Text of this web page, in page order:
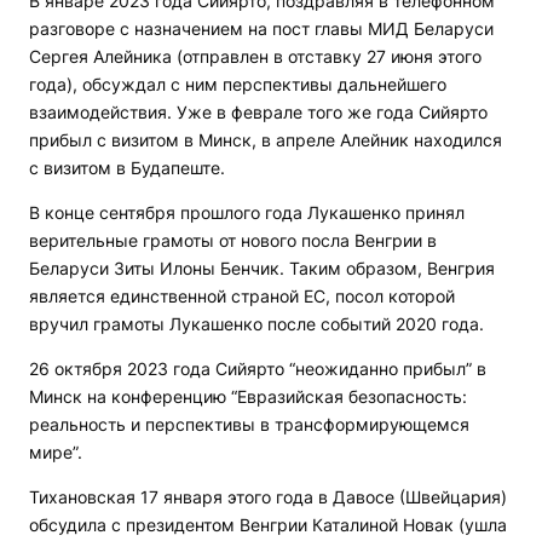
разговоре с назначением на пост главы МИД Беларуси
Сергея Алейника (отправлен в отставку 27 июня этого
года), обсуждал с ним перспективы дальнейшего
взаимодействия. Уже в феврале того же года Сийярто
прибыл с визитом в Минск, в апреле Алейник находился
с визитом в Будапеште.
В конце сентября прошлого года Лукашенко принял
верительные грамоты от нового посла Венгрии в
Беларуси Зиты Илоны Бенчик. Таким образом, Венгрия
является единственной страной ЕС, посол которой
вручил грамоты Лукашенко после событий 2020 года.
26 октября 2023 года Сийярто “неожиданно прибыл” в
Минск на конференцию “Евразийская безопасность:
реальность и перспективы в трансформирующемся
мире”.
Тихановская 17 января этого года в Давосе (Швейцария)
обсудила с президентом Венгрии Каталиной Новак (ушла